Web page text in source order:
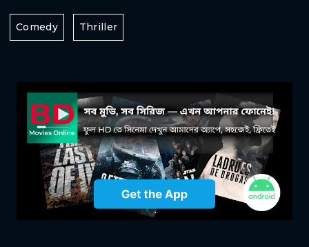
Comedy Thriller